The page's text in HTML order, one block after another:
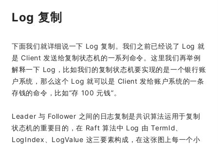
Log 复制
下面我们就详细说一下 Log 复制。我们之前已经说了 Log 就
是 Client 发送给复制状态机的一系列命令。这里我们再举例
解释一下 Log，比如我们的复制状态机要实现的是一个银行账
户系统，那么这个 Log 就可以是 Client 发给账户系统的一条
存钱的命令，比如“存 100 元钱”。
Leader 与 Follower 之间的日志复制是共识算法运用于复制
状态机的重要目的，在 Raft 算法中 Log 由 TermId、
LogIndex、LogValue 这三要素构成，在这张图上每一个小